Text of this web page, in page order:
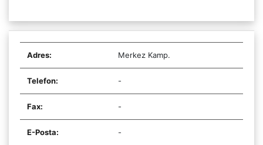
Adres: Merkez Kamp.
Telefon: -
Fax: -
E-Posta: -